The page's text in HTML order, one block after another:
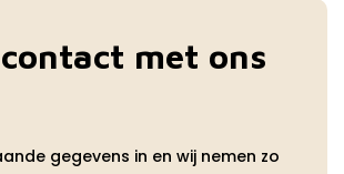
met ons
gegevens in en wij nemen zo